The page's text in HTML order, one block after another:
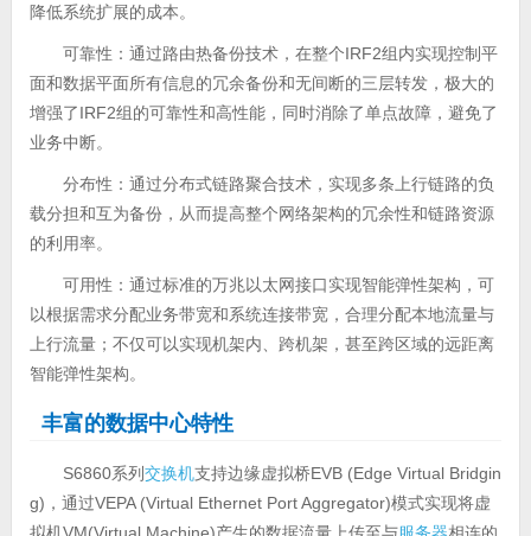
降低系统扩展的成本。
可靠性：通过路由热备份技术，在整个IRF2组内实现控制平
面和数据平面所有信息的冗余备份和无间断的三层转发，极大的
增强了IRF2组的可靠性和高性能，同时消除了单点故障，避免了
业务中断。
分布性：通过分布式链路聚合技术，实现多条上行链路的负
载分担和互为备份，从而提高整个网络架构的冗余性和链路资源
的利用率。
可用性：通过标准的万兆以太网接口实现智能弹性架构，可
以根据需求分配业务带宽和系统连接带宽，合理分配本地流量与
上行流量；不仅可以实现机架内、跨机架，甚至跨区域的远距离
智能弹性架构。
丰富的数据中心特性
S6860系列交换机支持边缘虚拟桥EVB (Edge Virtual Bridgin
g)，通过VEPA (Virtual Ethernet Port Aggregator)模式实现将虚
拟机VM(Virtual Machine)产生的数据流量上传至与服务器相连的